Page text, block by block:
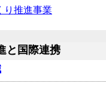
り推進事業
と国際連携